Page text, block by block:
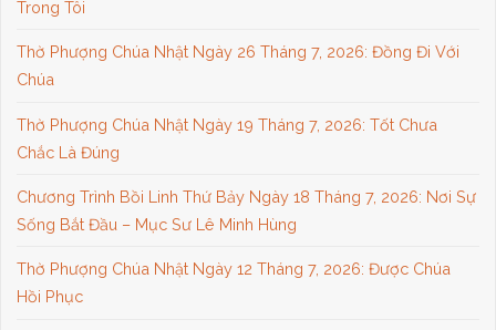
Trong Tôi
Thờ Phượng Chúa Nhật Ngày 26 Tháng 7, 2026: Đồng Đi Với
Chúa
Thờ Phượng Chúa Nhật Ngày 19 Tháng 7, 2026: Tốt Chưa
Chắc Là Đúng
Chương Trình Bồi Linh Thứ Bảy Ngày 18 Tháng 7, 2026: Nơi Sự
Sống Bắt Đầu – Mục Sư Lê Minh Hùng
Thờ Phượng Chúa Nhật Ngày 12 Tháng 7, 2026: Được Chúa
Hồi Phục